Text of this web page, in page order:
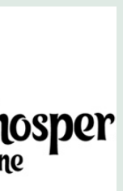
Magazine
сайт)